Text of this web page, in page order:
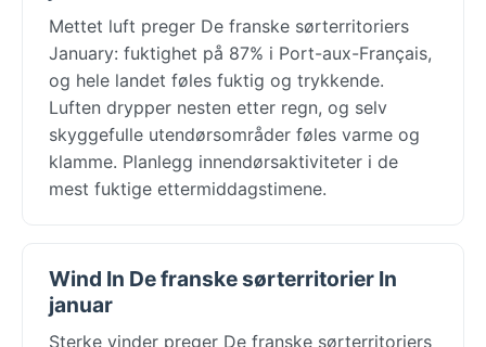
Mettet luft preger De franske sørterritoriers
January: fuktighet på 87% i Port-aux-Français,
og hele landet føles fuktig og trykkende.
Luften drypper nesten etter regn, og selv
skyggefulle utendørsområder føles varme og
klamme. Planlegg innendørsaktiviteter i de
mest fuktige ettermiddagstimene.
Wind In De franske sørterritorier In
januar
Sterke vinder preger De franske sørterritoriers